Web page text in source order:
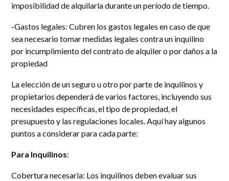
imposibilidad de alquilarla durante un período de tiempo.
-Gastos legales: Cubren los gastos legales en caso de que
sea necesario tomar medidas legales contra un inquilino
por incumplimiento del contrato de alquiler o por daños a la
propiedad
La elección de un seguro u otro por parte de inquilinos y
propietarios dependerá de varios factores, incluyendo sus
necesidades específicas, el tipo de propiedad, el
presupuesto y las regulaciones locales. Aquí hay algunos
puntos a considerar para cada parte:
Para Inquilinos:
Cobertura necesaria: Los inquilinos deben evaluar sus